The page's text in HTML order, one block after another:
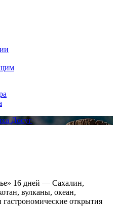
Досуг
16 дней — Сахалин,
вулканы, океан,
открытия